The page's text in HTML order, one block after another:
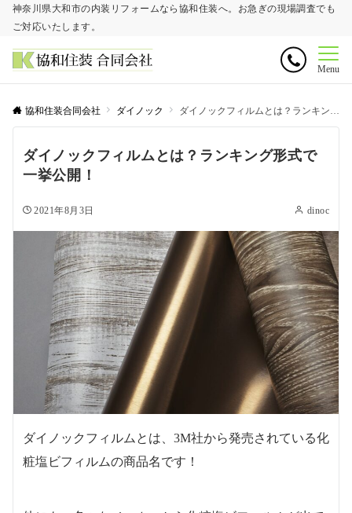
神奈川県大和市の内装リフォームなら協和住装へ。お急ぎの現場調査でも
ご対応いたします。
Menu
協和住装合同会社 ダイノック ダイノックフィルムとは？ランキング形式で一挙公開！
ダイノックフィルムとは？ランキング形式で
一挙公開！
2021年8月3日 dinoc
ダイノックフィルムとは、3M社から発売されている化
粧塩ビフィルムの商品名です！